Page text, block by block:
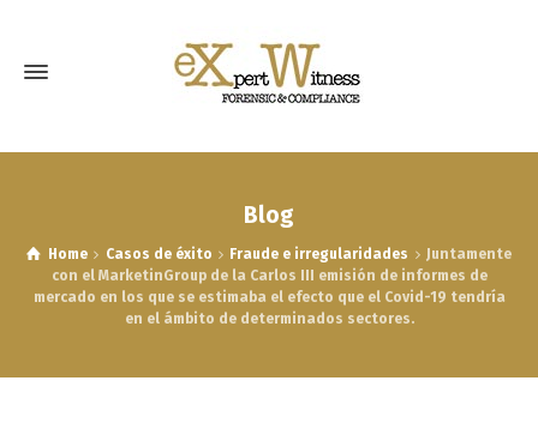
Blog
Home Casos de éxito Fraude e irregularidades
Juntamente
con el MarketinGroup de la Carlos III emisión de informes de
mercado en los que se estimaba el efecto que el Covid-19 tendría
en el ámbito de determinados sectores.